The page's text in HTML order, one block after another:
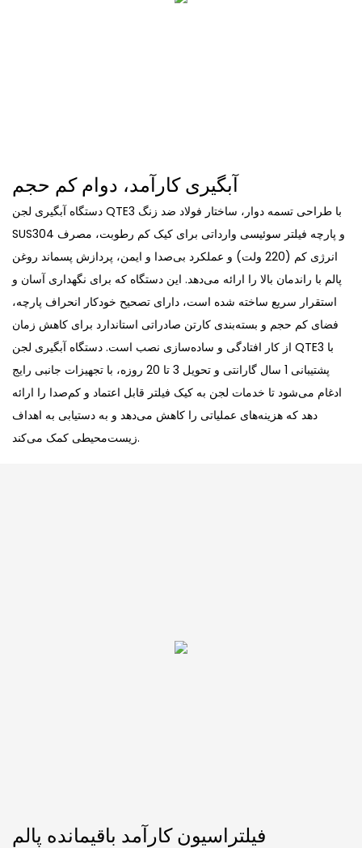
آبگیری کارآمد، دوام کم حجم
دستگاه آبگیری لجن QTE3 با طراحی تسمه دوار، ساختار فولاد ضد زنگ
SUS304 و پارچه فیلتر سوئیسی وارداتی برای کیک کم رطوبت، مصرف
انرژی کم (220 ولت) و عملکرد بی‌صدا و ایمن، پردازش پسماند روغن
پالم با راندمان بالا را ارائه می‌دهد. این دستگاه که برای نگهداری آسان و
استقرار سریع ساخته شده است، دارای تصحیح خودکار انحراف پارچه،
فضای کم حجم و بسته‌بندی کارتن صادراتی استاندارد برای کاهش زمان
از کار افتادگی و ساده‌سازی نصب است. دستگاه آبگیری لجن QTE3 با
پشتیبانی 1 سال گارانتی و تحویل 3 تا 20 روزه، با تجهیزات جانبی رایج
ادغام می‌شود تا خدمات لجن به کیک فیلتر قابل اعتماد و کم‌صدا را ارائه
دهد که هزینه‌های عملیاتی را کاهش می‌دهد و به دستیابی به اهداف
زیست‌محیطی کمک می‌کند.
فیلتراسیون کارآمد باقیمانده پالم